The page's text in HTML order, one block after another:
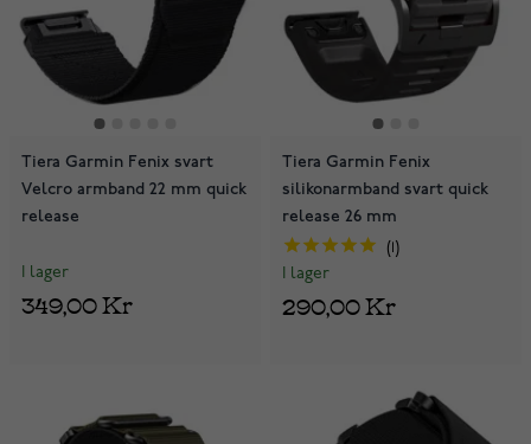
Tiera Garmin Fenix svart
Velcro armband 22 mm quick
release
I lager
349,00 Kr
Tiera Garmin Fenix
silikonarmband svart quick
release 26 mm
1
I lager
290,00 Kr